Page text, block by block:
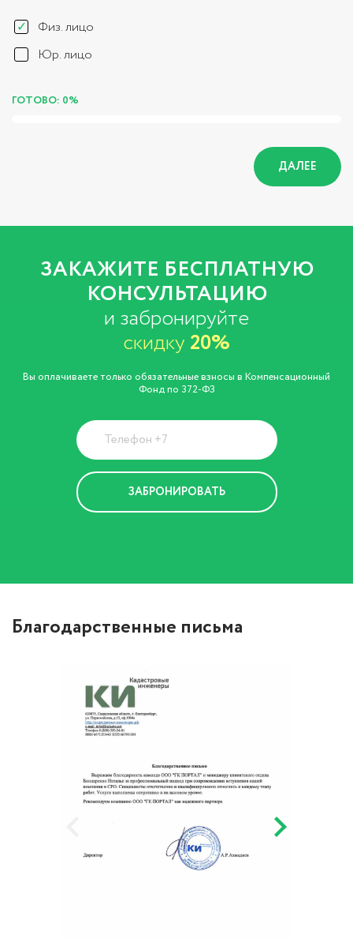
Физ. лицо
Юр. лицо
ГОТОВО: 0%
ДАЛЕЕ
ЗАКАЖИТЕ БЕСПЛАТНУЮ
КОНСУЛЬТАЦИЮ
и забронируйте
скидку 20%
Вы оплачиваете только обязательные взносы в Компенсационный
Фонд по 372-ФЗ
Благодарственные письма